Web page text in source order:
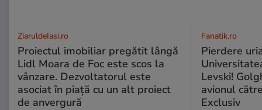
ZiaruldeIasi.ro
Proiectul imobiliar pregătit lângă
Lidl Moara de Foc este scos la
vânzare. Dezvoltatorul este
asociat în piață cu un alt proiect
de anvergură
Fanatik.ro
Pierdere
Levski!
avionul
Exclusiv